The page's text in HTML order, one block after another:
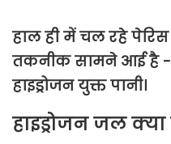
हाल ही में चल रहे
तकनीक सामने आई है -
हाइड्रोजन युक्त पानी।
हाइड्रोजन जल क्या